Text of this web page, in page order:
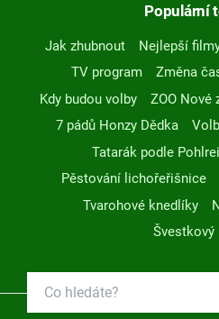
Populární
Jak zhubnout Nejlepší
TV program
Změna
Kdy budou volby
ZOO Nové
7 pádů Honzy Dědka
Tatarák podle
Pěstování lichořeřišnice
Tvarohové knedlíky
Švestkový